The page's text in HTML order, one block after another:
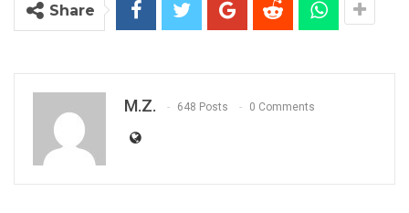
Share
M.Z. 648 Posts 0 Comments